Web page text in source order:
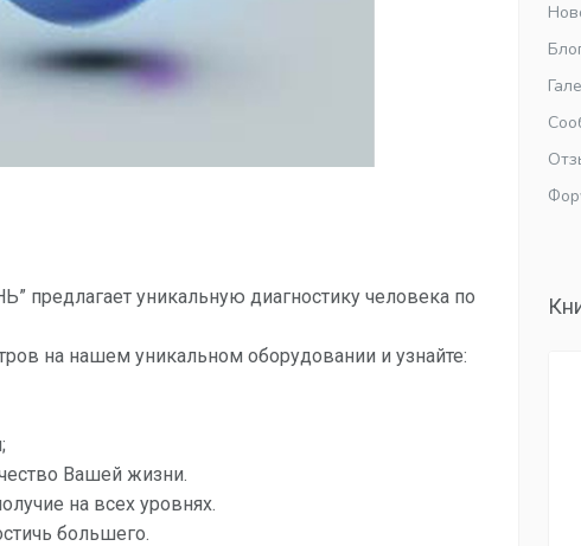
уникальную диагностику человека по
на нашем уникальном оборудовании и узнайте:
Вашей жизни.
на всех уровнях.
большего.